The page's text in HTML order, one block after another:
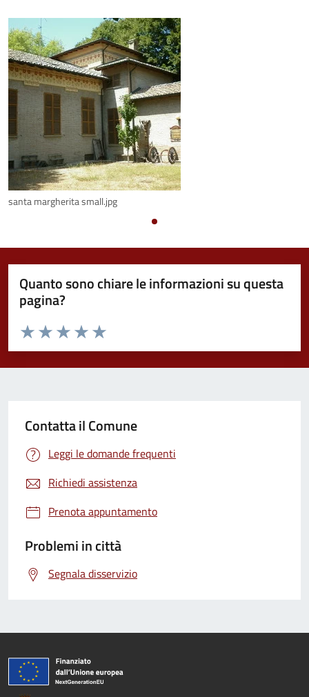
santa margherita small.jpg
Quanto sono chiare le informazioni su questa
pagina?
Valuta da 1 a 5 stelle la pagina
Valuta 5 stelle su 5
Valuta 4 stelle su 5
Valuta 3 stelle su 5
Valuta 2 stelle su 5
Valuta 1 stelle su 5
Contatta il Comune
Leggi le domande frequenti
Richiedi assistenza
Prenota appuntamento
Problemi in città
Segnala disservizio